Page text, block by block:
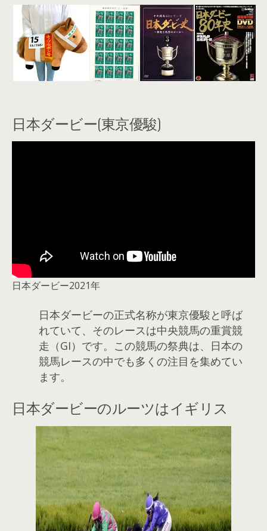
日本ダービー(東京優駿)
日本ダービー2021年
日本ダービーの正式名称が東京優駿と呼ば
れていて、そのレースは中央競馬の重賞競
走（GI）です。この競馬の祭典は、日本の
競馬レースの中でも多くの注目を集めてい
ます。
日本ダービーのルーツはイギリス